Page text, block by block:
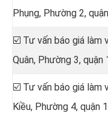
Phụng, Phường 2,
☑️ Tư vấn báo giá làm
Quân, Phường 3, quận
☑️ Tư vấn báo giá làm
Kiều, Phường 4, quận